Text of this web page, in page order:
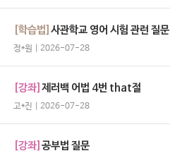
[학습법]사관학교 영어 시험 관런 질문
정*원 | 2026-07-28
[강좌]제러백 어법 4번 that절
고*진 | 2026-07-28
[강좌]공부법 질문